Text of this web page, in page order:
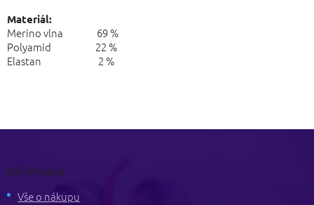
Materiál:
Merino vlna 69 %
Polyamid 22 %
Elastan 2 %
Informace
Vše o nákupu